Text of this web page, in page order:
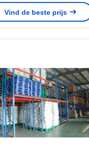
van de Opslagherwinning
voor Pakhuis
Vind de beste prijs